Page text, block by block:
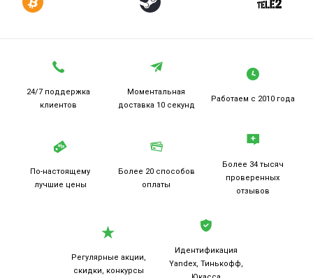
24/7 поддержка
клиентов
Моментальная
доставка 10 секунд
Работаем с 2010 года
По-настоящему
лучшие цены
Более 20 способов
оплаты
Более 34 тысяч
проверенных
отзывов
Регулярные акции,
скидки, конкурсы
Идентификация
Yandex, Тинькофф,